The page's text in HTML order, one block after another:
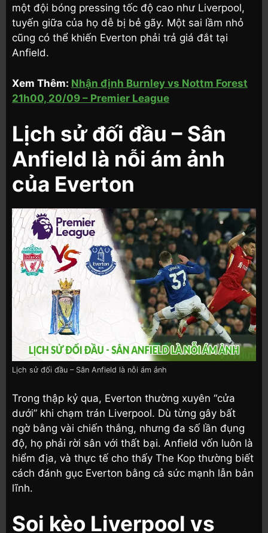
một đội bóng pressing tốc độ cao như Liverpool,
tuyến giữa của họ dễ bị bẻ gãy. Một sai lầm nhỏ
cũng có thể khiến Everton phải trả giá đắt tại
Anfield.
Xem Thêm: Nhận định Burnley vs Nottm Forest
21h00, 20/09 – Premier League
Lịch sử đối đầu – Sân
Anfield là nỗi ám ảnh
của Everton
Lịch sử đối đầu – Sân Anfield là nỗi ám ảnh
Trong thập kỷ qua, Everton thường xuyên “cửa
dưới” khi chạm trán Liverpool. Dù từng gây bất
ngờ bằng vài chiến thắng, nhưng đa số lần đụng
độ, họ phải rời sân với thất bại. Anfield vốn luôn là
hiểm địa, và thực tế cho thấy The Kop thường biết
cách đánh gục Everton bằng cả sức mạnh lẫn bản
lĩnh.
Soi kèo Liverpool vs